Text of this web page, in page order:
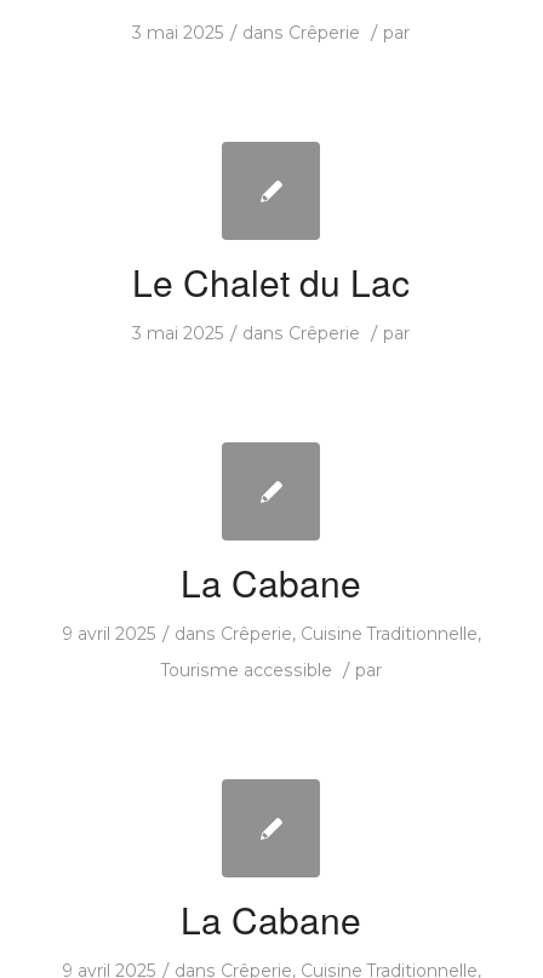
3 mai 2025 / dans Crêperie / par
Le Chalet du Lac
3 mai 2025 / dans Crêperie / par
La Cabane
9 avril 2025 / dans Crêperie, Cuisine Traditionnelle,
Tourisme accessible / par
La Cabane
9 avril 2025 / dans Crêperie, Cuisine Traditionnelle,